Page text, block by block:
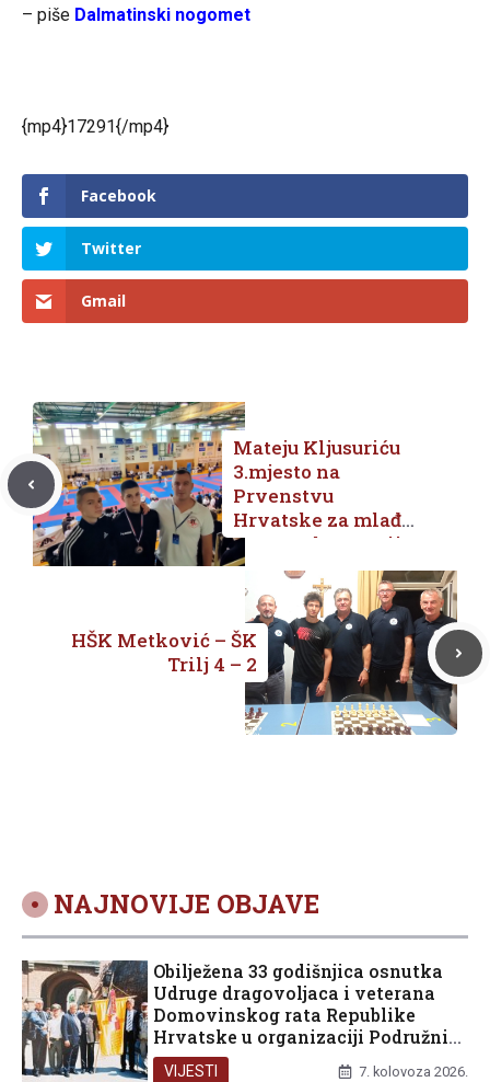
– piše Dalmatinski nogomet
{mp4}17291{/mp4}
Facebook
Twitter
Gmail
Mateju Kljusuriću
3.mjesto na
Prvenstvu
Hrvatske za mlađe
uzrasne kategorije
u karateu
HŠK Metković – ŠK
Trilj 4 – 2
NAJNOVIJE OBJAVE
Obilježena 33 godišnjica osnutka
Udruge dragovoljaca i veterana
Domovinskog rata Republike
Hrvatske u organizaciji Podružnice
Dubrovačko-neretvanske županije
VIJESTI 7. kolovoza 2026.